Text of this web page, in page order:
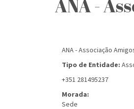
ANA -
ANA - Associação
Tipo de Entidade:
+351 281495237
Morada:
Sede